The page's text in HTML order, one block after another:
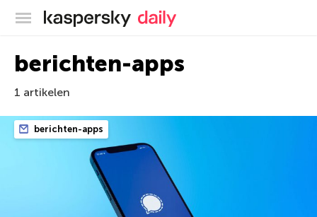
Kaspersky official blog
berichten-apps
1 artikelen
berichten-apps